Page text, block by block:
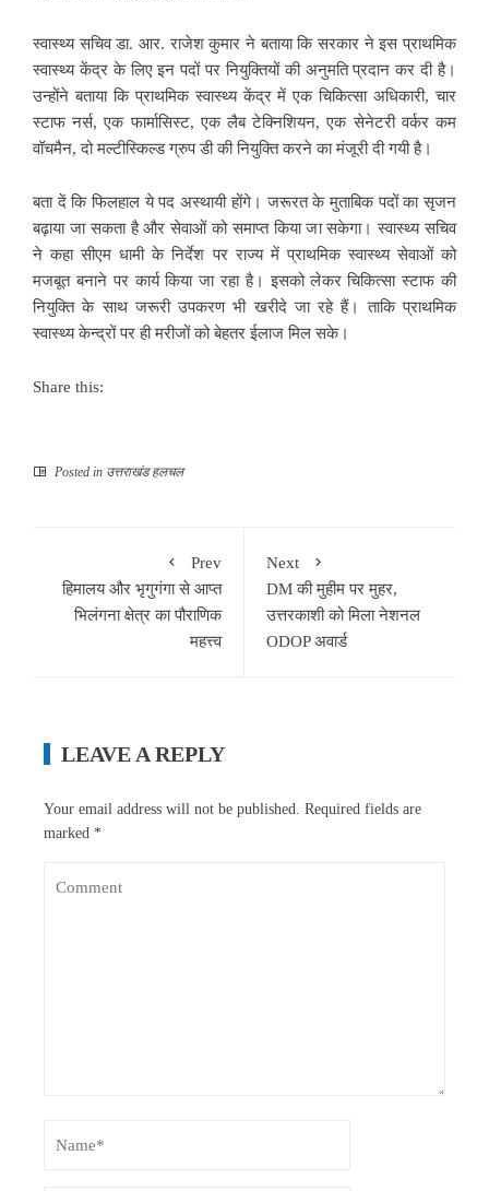
स्वास्थ्य सचिव डा. आर. राजेश कुमार ने बताया कि सरकार ने इस प्राथमिक
स्वास्थ्य केंद्र के लिए इन पदों पर नियुक्तियों की अनुमति प्रदान कर दी है।
उन्होंने बताया कि प्राथमिक स्वास्थ्य केंद्र में एक चिकित्सा अधिकारी, चार
स्टाफ नर्स, एक फार्मासिस्ट, एक लैब टेक्निशियन, एक सेनेटरी वर्कर कम
वॉचमैन, दो मल्टीस्किल्ड ग्रुप डी की नियुक्ति करने का मंजूरी दी गयी है।
बता दें कि फिलहाल ये पद अस्थायी होंगे। जरूरत के मुताबिक पदों का सृजन
बढ़ाया जा सकता है और सेवाओं को समाप्त किया जा सकेगा। स्वास्थ्य सचिव
ने कहा सीएम धामी के निर्देश पर राज्य में प्राथमिक स्वास्थ्य सेवाओं को
मजबूत बनाने पर कार्य किया जा रहा है। इसको लेकर चिकित्सा स्टाफ की
नियुक्ति के साथ जरूरी उपकरण भी खरीदे जा रहे हैं। ताकि प्राथमिक
स्वास्थ्य केन्द्रों पर ही मरीजों को बेहतर ईलाज मिल सके।
Share this:
Posted in उत्तराखंड हलचल
Prev
हिमालय और भृगुगंगा से आप्त
भिलंगना क्षेत्र का पौराणिक
महत्त्व
Next
DM की मुहीम पर मुहर,
उत्तरकाशी को मिला नेशनल
ODOP अवार्ड
LEAVE A REPLY
Your email address will not be published. Required fields are
marked *